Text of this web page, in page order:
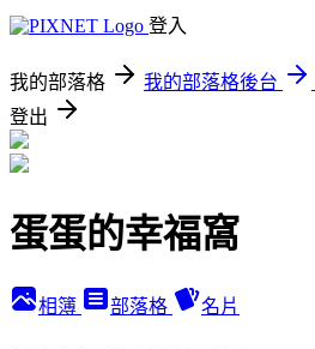
登入
我的部落格 我的部落格後台
登出
蛋蛋的幸福窩
相簿 部落格 名片